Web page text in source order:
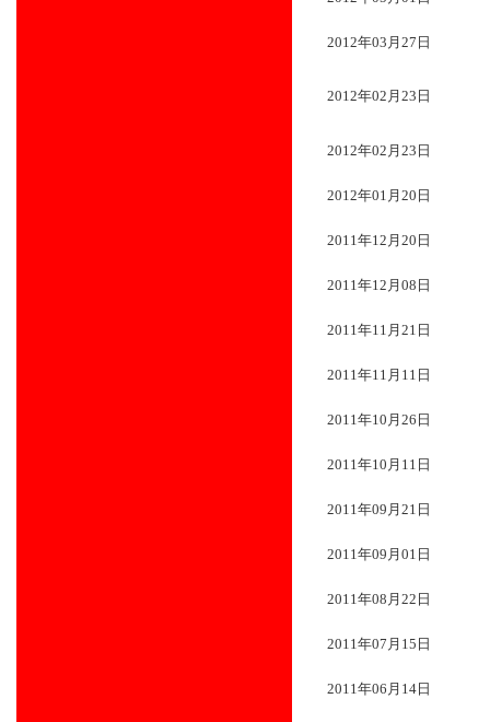
2012年03月27日
2012年02月23日
2012年02月23日
2012年01月20日
2011年12月20日
2011年12月08日
2011年11月21日
2011年11月11日
2011年10月26日
2011年10月11日
2011年09月21日
2011年09月01日
2011年08月22日
2011年07月15日
2011年06月14日